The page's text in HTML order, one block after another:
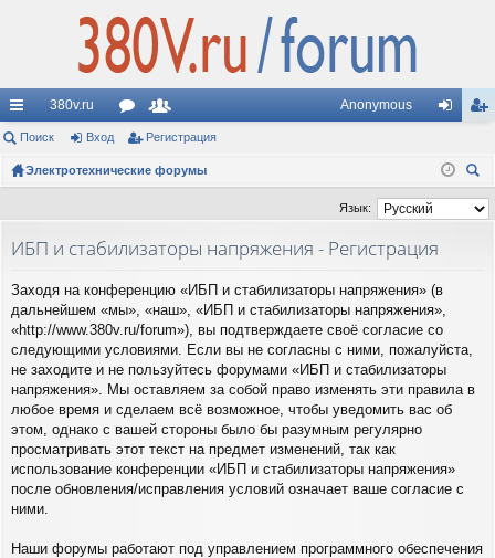
с
ы
380v.ru
ор
ум
ол
ьз
и
Anonymous
д ис
тр
Поиск Вход Регистрация
Электротехнические форумы
ск
Язык:
ИБП и стабилизаторы напряжения - Регистрация
Заходя на конференцию «ИБП и стабилизаторы напряжения» (в
дальнейшем «мы», «наш», «ИБП и стабилизаторы напряжения»,
«http://www.380v.ru/forum»), вы подтверждаете своё согласие со
следующими условиями. Если вы не согласны с ними, пожалуйста,
не заходите и не пользуйтесь форумами «ИБП и стабилизаторы
напряжения». Мы оставляем за собой право изменять эти правила в
любое время и сделаем всё возможное, чтобы уведомить вас об
этом, однако с вашей стороны было бы разумным регулярно
просматривать этот текст на предмет изменений, так как
использование конференции «ИБП и стабилизаторы напряжения»
после обновления/исправления условий означает ваше согласие с
ними.
Наши форумы работают под управлением программного обеспечения